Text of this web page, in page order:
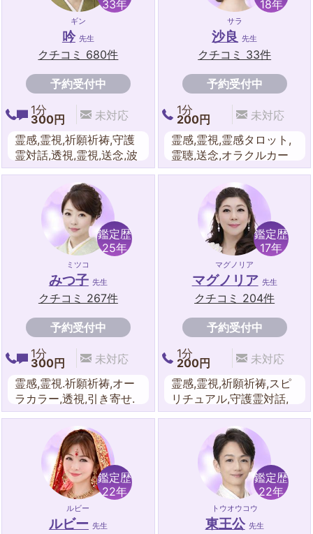
ピリチュアル,波動修正,
霊感タロット,カバラ数秘
術,夢占い,送念
東洋占星術,西洋占星術,
紫微斗数,タロットカード
33年
ギン
吟 先生
クチコミ 680件
予約受付中
1分
300円
未対応
霊感,霊視,祈願祈祷,守護
霊対話,透視,霊視,送念,波
動修正,エネルギーワー
ク,チャクラ,オーラ,遠隔
ヒーリング,スピリチュア
ル,チャネリング,九星気
学,霊感タロット,姓名判
断, 紫微斗数.易,四柱推命,
宿曜占星術,東洋占星術,
夢占い,送念,オーラ,風水,
ダウンジング,ルーン,水
18年
サラ
沙良 先生
クチコミ 33件
予約受付中
1分
200円
未対応
霊感,霊視,霊感タロット,
霊聴,送念,オラクルカー
ド,スピリチュアル,波動
修正,遠隔ヒーリング,水
晶,易,算命学,数秘術,東洋
占星術,九星気学,タロッ
トカード
鑑定歴
25年
ミツコ
みつ子 先生
クチコミ 267件
予約受付中
1分
300円
未対応
霊感,霊視.祈願祈祷,オー
ラカラー,透視,引き寄せ.
遠隔ヒーリング,スピリチ
ュアル,エネルギーワー
ク, 送念,ツインレイ・ソ
ウルメイト,霊感タロッ
ト,風水,ダウンジング,オ
ーラ,東洋占星術,九星気
学,姓名判断,カラーセラ
ピー,夢占い
鑑定歴
17年
マグノリア
マグノリア 先生
クチコミ 204件
予約受付中
1分
200円
未対応
霊感,霊視,祈願祈祷,スピ
リチュアル,守護霊対話,
波動修正,透視遠隔,ヒー
リング,エネルギーワー
ク,オーラ,波動修正,送念,
夢占い
鑑定歴
22年
ルビー
ルビー 先生
鑑定歴
22年
トウオウコウ
東王公 先生